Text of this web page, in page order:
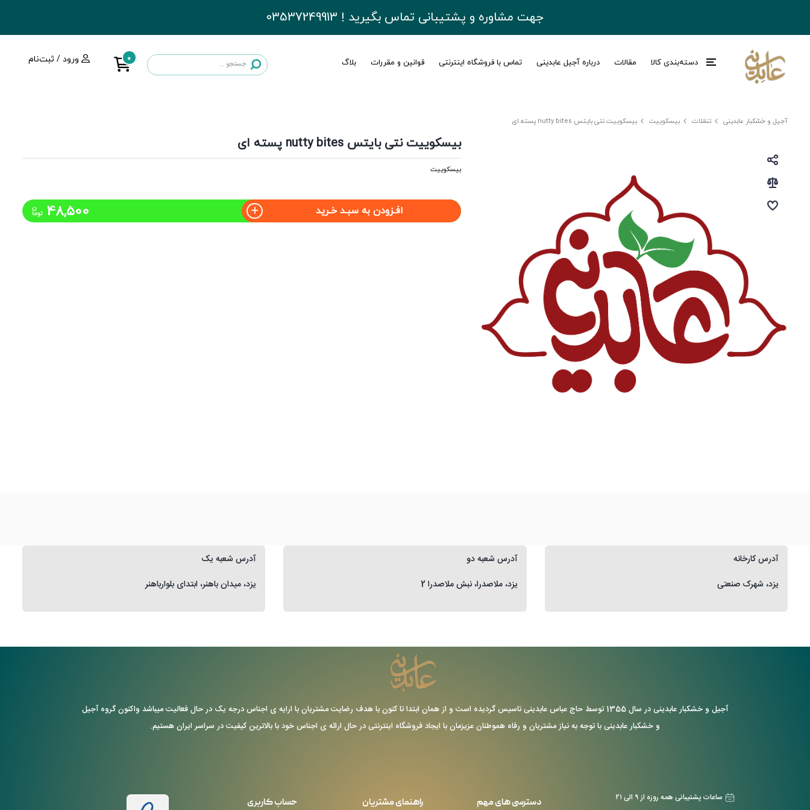
جهت مشاوره و پشتیبانی تماس بگیرید ! 03537249913
ورود / ثبت‌نام 0 دسته‌بندی کالا مقالات درباره آجیل عابدینی تماس با فروشگاه اینترنتی قوانین و مقررات بلاگ
آجیل و خشکبار عابدینی تنقلات بیسکوییت بیسکوییت نتی بایتس nutty bites پسته ای
بیسکوییت نتی بایتس nutty bites پسته ای
بیسکوییت
افـزودن به سبـد خـرید 48,500 توما
ن
آدرس شعبه یک
یزد، میدان باهنر، ابتدای بلوارباهنر
آدرس شعبه دو
یزد، ملاصدرا، نبش ملاصدرا 2
آدرس کارخانه
یزد، شهرک صنعتی
آجیل و خشکبار عابدینی در سال 1355 توسط حاج عباس عابدینی تاسیس گردیده است و از همان ابتدا تا کنون با هدف رضایت مشتریان با ارایه ی اجناس درجه یک در حال فعالیت میباشد واکنون گروه آجیل
و خشکبار عابدینی با توجه به نیاز مشتریان و رفاه هموطنان عزیزمان با ایجاد فروشگاه اینترنتی در حال ارائه ی اجناس خود با بالاترین کیفیت در سراسر ایران هستیم.
ساعات پشتیبانی همه روزه از ۹ الی ۲۱ دسترسی های مهم راهنمای مشتریان حساب کاربری